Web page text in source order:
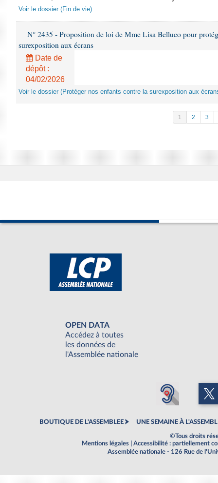
Voir le dossier (Fin de vie)
N° 2435 - Proposition de loi de Mme Lisa Belluco pour
surexposition aux écrans
Date de
dépôt :
04/02/2026
Voir le dossier (Protéger nos enfants contre la surexposition aux
1 2 3
OPEN DATA
Accédez à toutes
les données de
l'Assemblée nationale
BOUTIQUE DE L'ASSEMBLEE UNE SEMAINE À
©Tous droits
Mentions légales
Accessibilité : partiellement
Assemblée nationale - 126 Rue de